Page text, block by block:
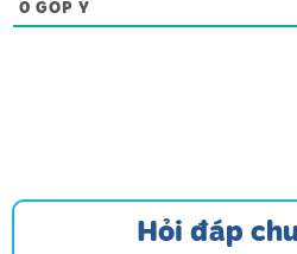
0 GÓP Ý
Hỏi đáp